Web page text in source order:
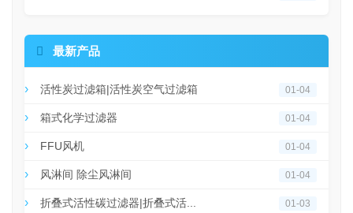
 最新产品
活性炭过滤箱|活性炭空气过滤箱 01-04
箱式化学过滤器 01-04
FFU风机 01-04
风淋间 除尘风淋间 01-04
折叠式活性碳过滤器|折叠式活... 01-03